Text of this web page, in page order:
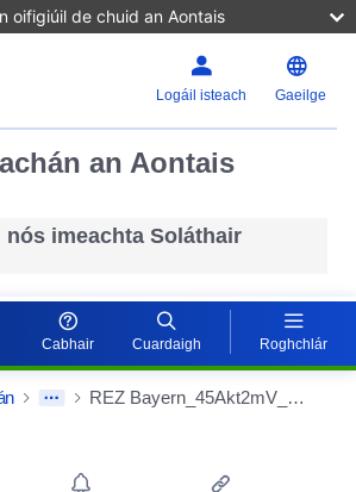
oifigiúil de chuid an Aontais
Logáil isteach Gaeilge
an Aontais
nós imeachta Soláthair
Cabhair Cuardaigh Roghchlár
REZ Bayern_45Akt2mV_JC LK Lindau
Detail Actions Portlet